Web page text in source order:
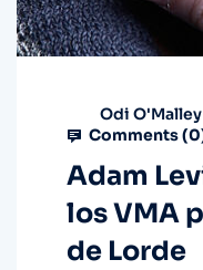
Odi O'Malley
Comments (0
Adam
los VMA
de Lorde